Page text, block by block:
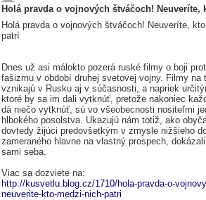
Holá pravda o vojnových štváčoch! Neuveríte,
Holá pravda o vojnových štváčoch! Neuveríte,
patrí
Dnes už asi málokto pozerá ruské filmy o boji
fašizmu v období druhej svetovej vojny. Filmy na
vznikajú v Rusku aj v súčasnosti, a napriek
ktoré by sa im dali vytknúť, pretože nakoniec
dá niečo vytknúť, sú vo všeobecnosti nositeľmi
hlbokého posolstva. Ukazujú nám totiž, ako
dovtedy žijúci predovšetkým v zmysle nižšieho
zameraného hlavne na vlastný prospech,
sami seba.
Viac sa dozviete na:
http://kusvetlu.blog.cz/1710/hola-pravda-o-
neuverite-kto-medzi-nich-patri